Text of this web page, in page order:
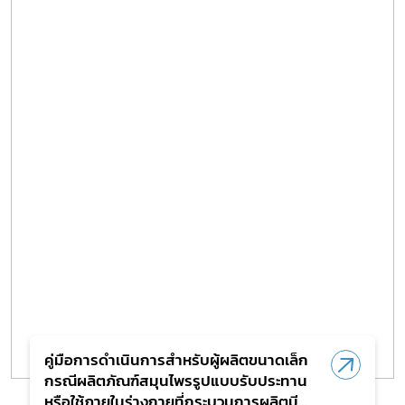
คู่มือการดำเนินการสำหรับผู้ผลิตขนาดเล็ก
กรณีผลิตภัณฑ์สมุนไพรรูปแบบรับประทาน